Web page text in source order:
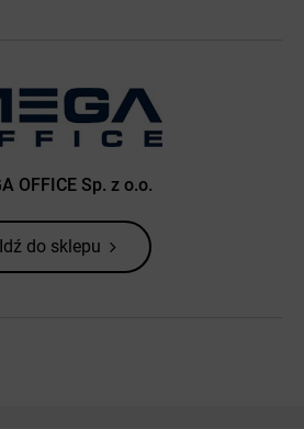
OFFICE Sp. z o.o.
Idź do sklepu